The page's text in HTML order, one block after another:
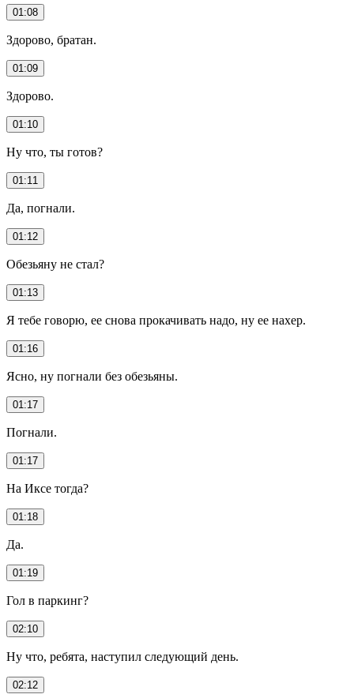
01:08
Здорово, братан.
01:09
Здорово.
01:10
Ну что, ты готов?
01:11
Да, погнали.
01:12
Обезьяну не стал?
01:13
Я тебе говорю, ее снова прокачивать надо, ну ее нахер.
01:16
Ясно, ну погнали без обезьяны.
01:17
Погнали.
01:17
На Иксе тогда?
01:18
Да.
01:19
Гол в паркинг?
02:10
Ну что, ребята, наступил следующий день.
02:12